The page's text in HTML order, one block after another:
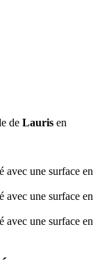
de Lauris en
avec une surface en
avec une surface en
avec une surface en